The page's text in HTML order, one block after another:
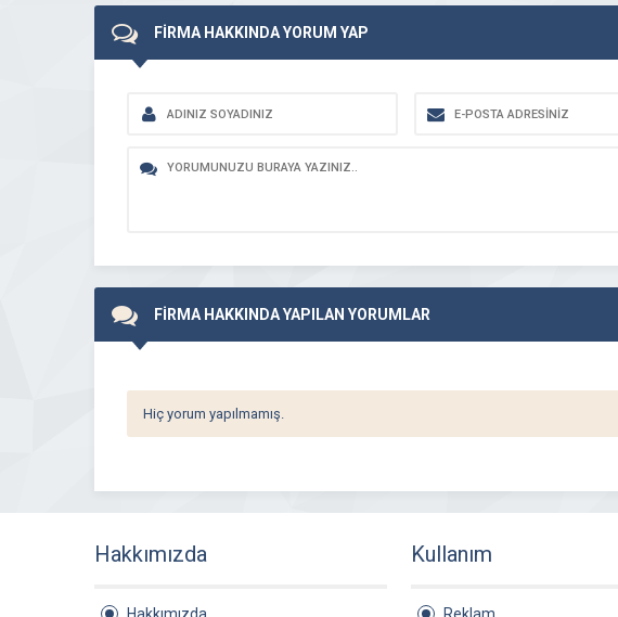
FİRMA HAKKINDA YORUM YAP
FİRMA HAKKINDA YAPILAN YORUMLAR
Hiç yorum yapılmamış.
Hakkımızda Kullanım